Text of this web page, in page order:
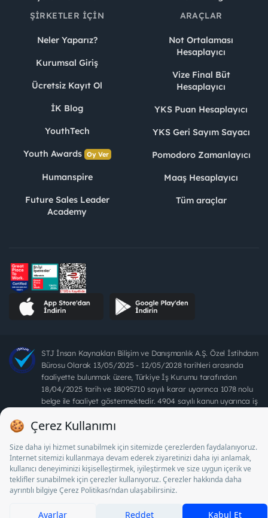
ŞIRKETLER İÇIN
Neler Yaparız?
Kurumsal Giriş
Ücretsiz Kayıt Ol
İK Blog
YouthTech
Youth Awards Oy Ver
Humanspire
Future Sales Leader
Academy
ARAÇLAR
Not Ortalaması
Hesaplayıcı
Vize Final Büt
Hesaplayıcı
YKS Puan Hesaplayıcı
YKS Geri Sayım Sayacı
Pomodoro Zamanlayıcı
Maaş Hesaplayıcı
Tüm araçlar
STJ İnsan Kaynakları Bilişim ve Danışmanlık A.Ş. Özel İstihdam
Bürosu Olarak 13/05/2025 - 12/05/2028 tarihleri arasında
faaliyette bulunmak üzere, Türkiye İş Kurumu tarafından
18/04/2025 tarih ve 18095710 sayılı karar uyarınca 1078 nolu
belge ile faaliyet göstermektedir. 4904 sayılı kanun uyarınca iş